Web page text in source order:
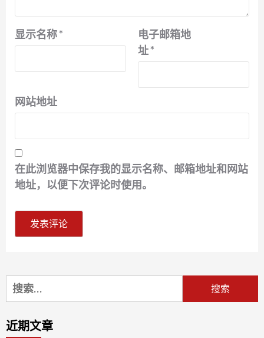
显示名称*
电子邮箱地
址*
网站地址
在此浏览器中保存我的显示名称、邮箱地址和网站
地址，以便下次评论时使用。
搜
索：
近期文章